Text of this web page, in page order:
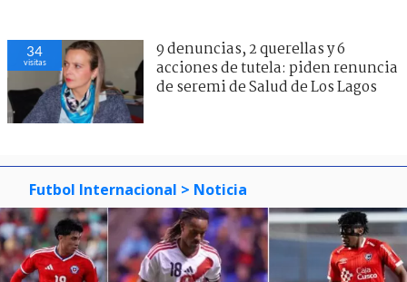
34
visitas
9 denuncias, 2 querellas y 6
acciones de tutela: piden renuncia
de seremi de Salud de Los Lagos
Futbol Internacional > Noticia